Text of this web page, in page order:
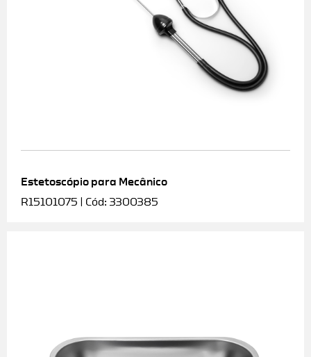
Estetoscópio para Mecânico
R15101075 | Cód: 3300385